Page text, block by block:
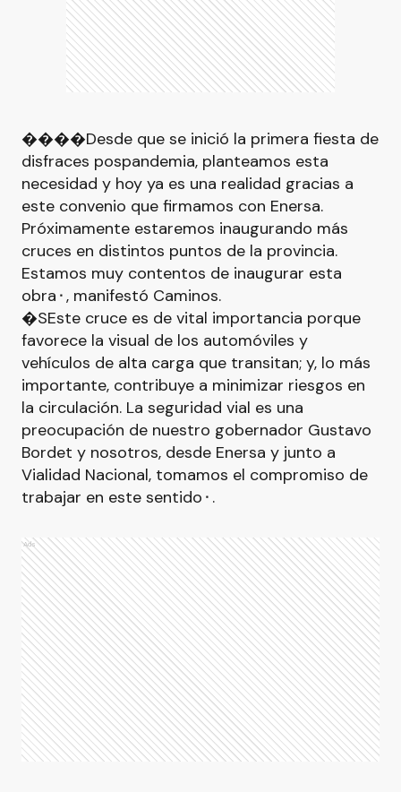
����Desde que se inició la primera fiesta de
disfraces pospandemia, planteamos esta
necesidad y hoy ya es una realidad gracias a
este convenio que firmamos con Enersa.
Próximamente estaremos inaugurando más
cruces en distintos puntos de la provincia.
Estamos muy contentos de inaugurar esta
obra⬝, manifestó Caminos.
�SEste cruce es de vital importancia porque
favorece la visual de los automóviles y
vehículos de alta carga que transitan; y, lo más
importante, contribuye a minimizar riesgos en
la circulación. La seguridad vial es una
preocupación de nuestro gobernador Gustavo
Bordet y nosotros, desde Enersa y junto a
Vialidad Nacional, tomamos el compromiso de
trabajar en este sentido⬝.
Ads